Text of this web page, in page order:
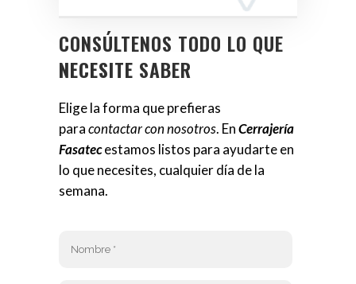
CONSÚLTENOS TODO LO QUE
NECESITE SABER
Elige la forma que prefieras
paracontactar con nosotros. EnCerrajería
Fasatecestamos listos para ayudarte en
lo que necesites, cualquier día de la
semana.